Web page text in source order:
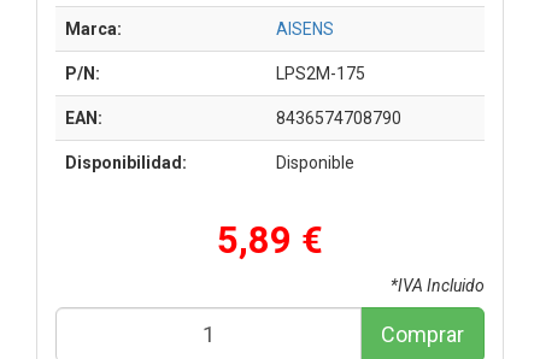
Marca: AISENS
P/N: LPS2M-175
EAN: 8436574708790
Disponibilidad: Disponible
5,89 €
*IVA Incluido
Comprar